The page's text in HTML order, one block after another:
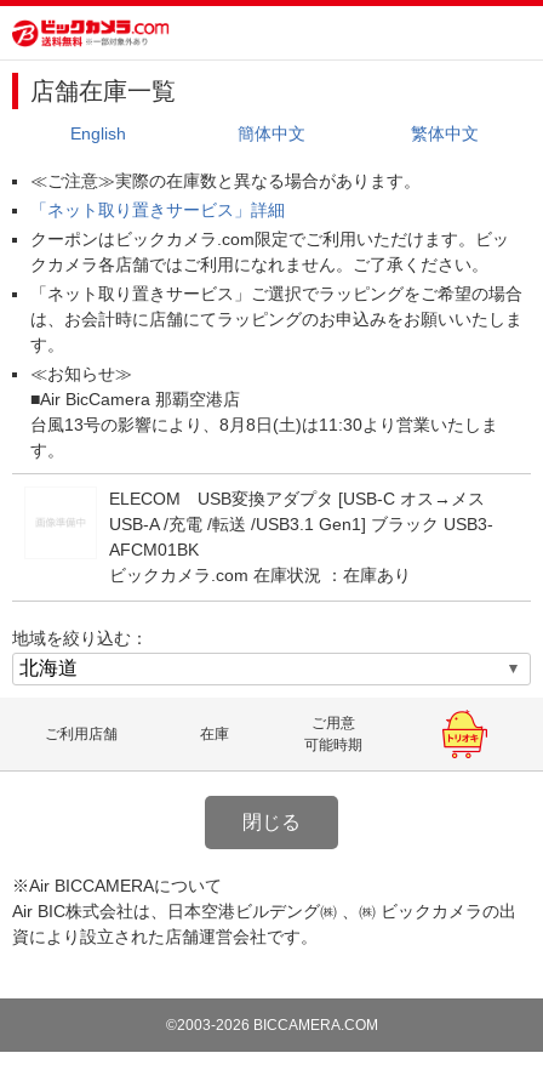
店舗在庫一覧
English 簡体中文 繁体中文
≪ご注意≫実際の在庫数と異なる場合があります。
「ネット取り置きサービス」詳細
クーポンはビックカメラ.com限定でご利用いただけます。ビッ
クカメラ各店舗ではご利用になれません。ご了承ください。
「ネット取り置きサービス」ご選択でラッピングをご希望の場合
は、お会計時に店舗にてラッピングのお申込みをお願いいたしま
す。
≪お知らせ≫
■Air BicCamera 那覇空港店
台風13号の影響により、8月8日(土)は11:30より営業いたしま
す。
ELECOM USB変換アダプタ [USB-C オス→メス
USB-A /充電 /転送 /USB3.1 Gen1] ブラック USB3-
AFCM01BK
ビックカメラ.com 在庫状況 ： 在庫あり
地域を絞り込む：
ご利用店舗 在庫
ご用意
可能時期
閉じる
※Air BICCAMERAについて
Air BIC株式会社は、日本空港ビルデング㈱ 、㈱ ビックカメラの出
資により設立された店舗運営会社です。
©2003-2026 BICCAMERA.COM